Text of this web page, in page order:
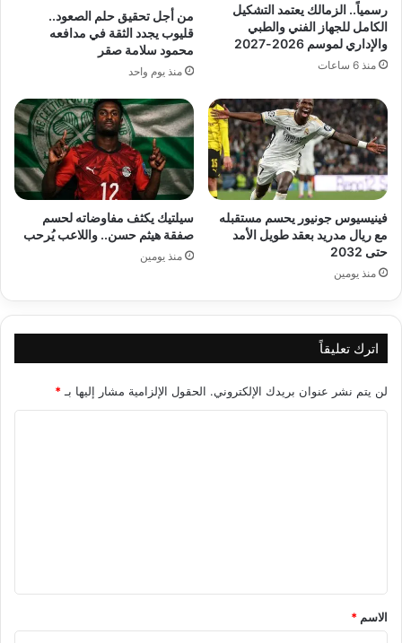
رسمياً.. الزمالك يعتمد التشكيل
الكامل للجهاز الفني والطبي
والإداري لموسم 2026-2027
منذ 6 ساعات
من أجل تحقيق حلم الصعود..
قليوب يجدد الثقة في مدافعه
محمود سلامة صقر
منذ يوم واحد
فينيسيوس جونيور يحسم مستقبله
مع ريال مدريد بعقد طويل الأمد
حتى 2032
منذ يومين
سيلتيك يكثف مفاوضاته لحسم
صفقة هيثم حسن.. واللاعب يُرحب
منذ يومين
اترك تعليقاً
لن يتم نشر عنوان بريدك الإلكتروني. الحقول الإلزامية مشار إليها بـ *
*
الاسم *